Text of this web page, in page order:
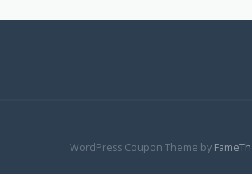
WordPress Coupon Theme by